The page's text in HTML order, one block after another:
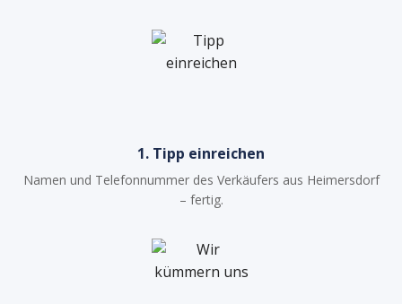
1. Tipp einreichen
Namen und Telefonnummer des Verkäufers aus Heimersdorf
– fertig.